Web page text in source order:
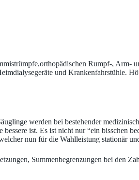
Rumpf-, Arm-
und Krankenfahrstühle.
werden bei bestehender
ist. Es ist nicht nur “ein bisschen
nun für die Wahlleistung stationär
Summenbegrenzungen bei den